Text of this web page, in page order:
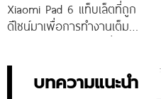
Xiaomi Pad 6 แท็บเล็ตที่ถูก
ดีไซน์มาเพื่อการทำงานเต็ม
บทความแนะนำ